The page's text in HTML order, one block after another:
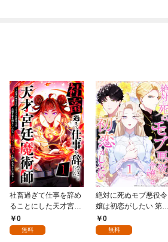
社畜過ぎて仕事を辞め
ることにした天才宮廷
魔術師～辺境の地でス
ローライフを夢見る
0
無料
絶対に死ぬモブ悪役令
嬢は初恋がしたい 第1
話0
無料